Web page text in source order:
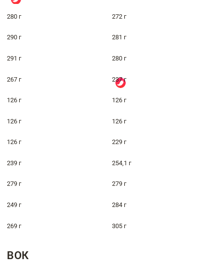
280 г 272 г
290 г 281 г
291 г 280 г
267 г 237 г
126 г 126 г
126 г 126 г
126 г 229 г
239 г 254,1 г
279 г 279 г
249 г 284 г
269 г 305 г
ВОК